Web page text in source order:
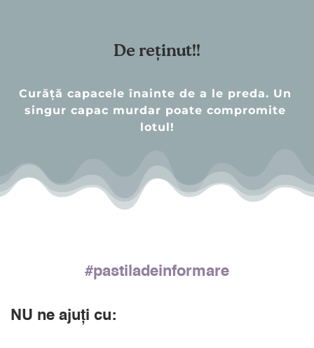
De reținut!!
Curăță capacele înainte de a le preda. Un
singur capac murdar poate compromite
lotul!
#pastiladeinformare
NU ne ajuți cu: